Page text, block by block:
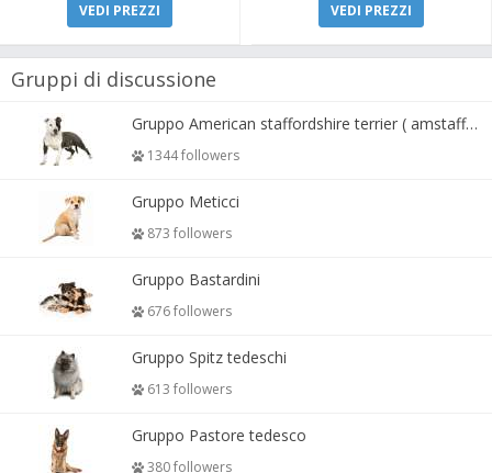
VEDI PREZZI VEDI PREZZI
Gruppi di discussione
Gruppo American staffordshire terrier ( amstaff, amastaff )
1344 followers
Gruppo Meticci
873 followers
Gruppo Bastardini
676 followers
Gruppo Spitz tedeschi
613 followers
Gruppo Pastore tedesco
380 followers